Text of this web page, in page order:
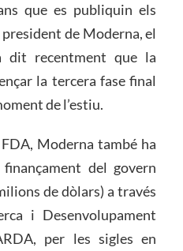
que es publiquin els
de Moderna, el
dit recentment que la
la tercera fase final
de l’estiu.
Moderna també ha
del govern
de dòlars) a través
i Desenvolupament
per les sigles en